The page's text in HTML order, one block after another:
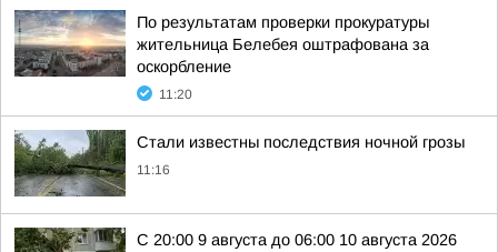
По результатам проверки прокуратуры
жительница Белебея оштрафована за
оскорбление
11:20
Стали известны последствия ночной грозы
11:16
С 20:00 9 августа до 06:00 10 августа 2026